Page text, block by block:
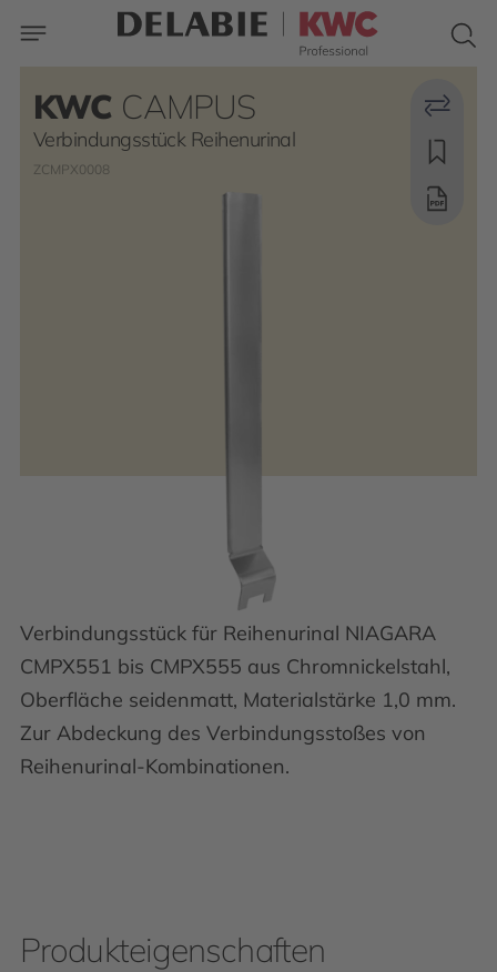
KWC CAMPUS
Verbindungsstück Reihenurinal
ZCMPX0008
Verbindungsstück für Reihenurinal NIAGARA
CMPX551 bis CMPX555 aus Chromnickelstahl,
Oberfläche seidenmatt, Materialstärke 1,0 mm.
Zur Abdeckung des Verbindungsstoßes von
Reihenurinal-Kombinationen.
Produkteigenschaften